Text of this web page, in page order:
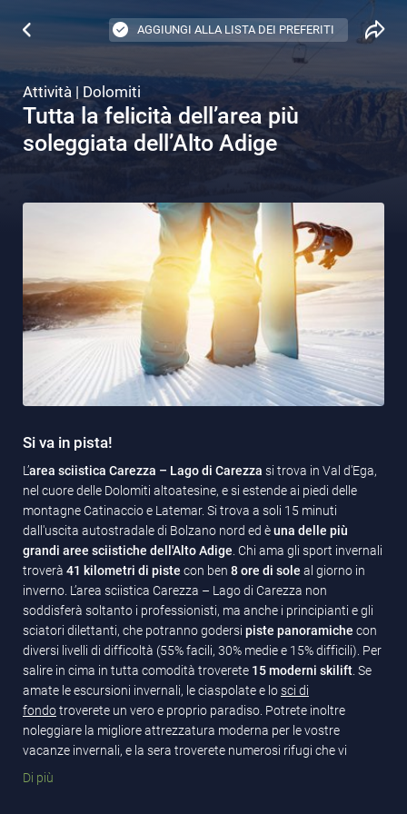
AGGIUNGI ALLA LISTA DEI PREFERITI
Attività | Dolomiti
Tutta la felicità dell’area più
soleggiata dell’Alto Adige
Si va in pista!
L’area sciistica Carezza – Lago di Carezza si trova in Val d'Ega,
nel cuore delle Dolomiti altoatesine, e si estende ai piedi delle
montagne Catinaccio e Latemar. Si trova a soli 15 minuti
dall'uscita autostradale di Bolzano nord ed èuna delle più
grandi aree sciistiche dell'Alto Adige . Chi ama gli sport invernali
troverà 41 kilometri di piste con ben 8 ore di sole al giorno in
inverno. L’area sciistica Carezza – Lago di Carezza non
soddisferà soltanto i professionisti, ma anche i principianti e gli
sciatori dilettanti, che potranno godersi piste panoramiche con
diversi livelli di difficoltà (55% facili, 30% medie e 15% difficili). Per
salire in cima in tutta comodità troverete 15 moderni skilift . Se
amate le escursioni invernali, le ciaspolate e losci di
fondotroverete un vero e proprio paradiso. Potrete inoltre
noleggiare la migliore attrezzatura moderna per le vostre
vacanze invernali, e la sera troverete numerosi rifugi che vi
inviteranno a festeggiare.
Di più